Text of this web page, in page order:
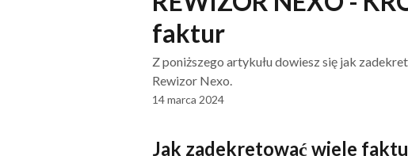
faktur
Z poniższego artykułu dowiesz się jak
Rewizor Nexo.
14 marca 2024
Jak zadekretować wiele